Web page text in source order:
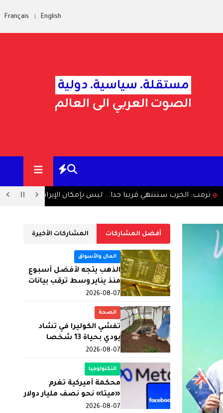
English
Français
مستقلة. سياسية. دولية
الصوت العربي الى العالم
ستنتهي قريبا جدا... ليس بإمكان الإيرانيين الصمود طويلا
أفضل المشاركات المشاركات الأخيرة
المال والأسواق
الذهب يتجه لأفضل أسبوع
منذ يناير وسط ترقب بيانات
الوظائف الأميركية
2026-08-07
الصحة
تفشي الكوليرا في تشاد
يودي بحياة 13 شخصا
2026-08-07
التكنولوجيا
محكمة أميركية تغرم
«ميتا» نحو نصف مليار دولار
لتسببها بـ«ضرر عام»
2026-08-07